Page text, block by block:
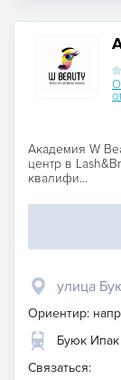
Академия W
центр в
квалифи...
улица
Ориентир:
Буюк
Связаться: